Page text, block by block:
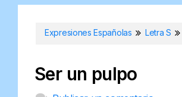
Expresiones Españolas Letra S
Ser un pulpo